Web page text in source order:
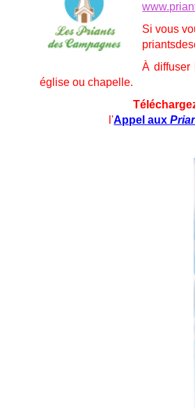
Si vous
À diffuser
église ou chapelle.
l'Appel aux